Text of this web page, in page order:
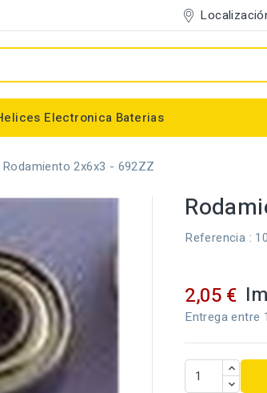
Electronica Baterias
Rodamiento 2x6x3 - 692ZZ
Referencia :
2,05 €
Entrega entre